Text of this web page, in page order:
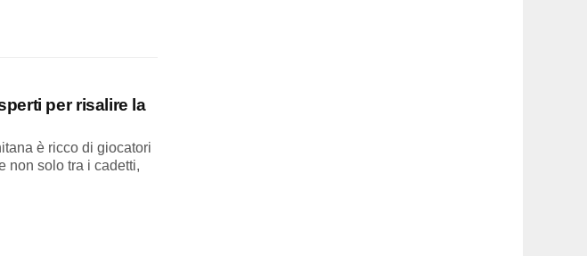
per risalire la
è ricco di giocatori
non solo tra i cadetti,